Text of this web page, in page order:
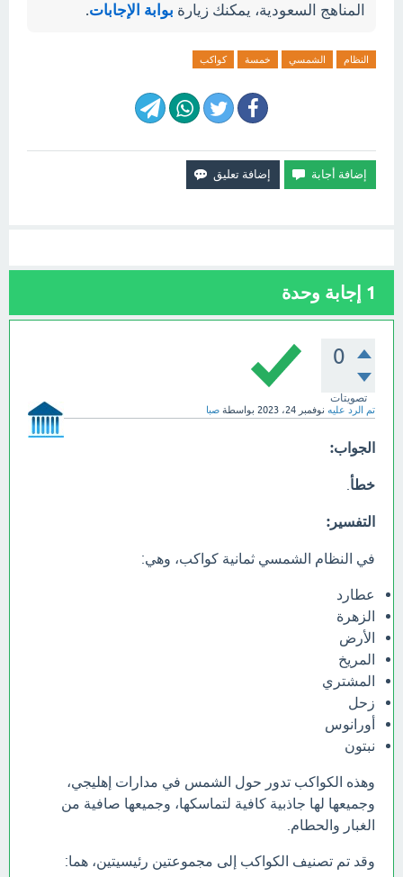
المناهج السعودية، يمكنك زيارة بوابة الإجابات.
النظام الشمسي خمسة كواكب
1 إجابة وحدة
0
تصويتات
تم الرد عليه نوفمبر 24، 2023 بواسطة صبا
الجواب:
خطأ
التفسير:
في النظام الشمسي ثمانية كواكب، وهي:
عطارد
الزهرة
الأرض
المريخ
المشتري
زحل
أورانوس
نبتون
وهذه الكواكب تدور حول الشمس في مدارات إهليجي،
وجميعها لها جاذبية كافية لتماسكها، وجميعها صافية من
الغبار والحطام.
وقد تم تصنيف الكواكب إلى مجموعتين رئيسيتين، هما: